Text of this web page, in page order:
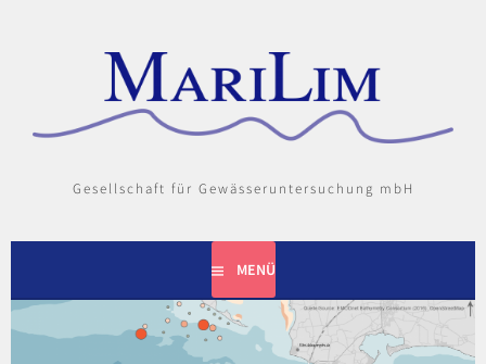
Gesellschaft für Gewässeruntersuchung mbH
MENÜ